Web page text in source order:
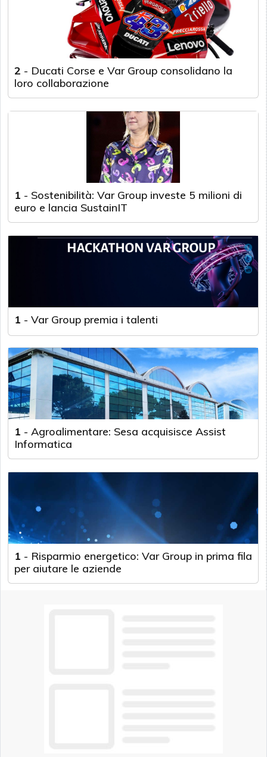
2 - Ducati Corse e Var Group consolidano la
loro collaborazione
1 - Sostenibilità: Var Group investe 5 milioni di
euro e lancia SustainIT
1 - Var Group premia i talenti
1 - Agroalimentare: Sesa acquisisce Assist
Informatica
1 - Risparmio energetico: Var Group in prima fila
per aiutare le aziende